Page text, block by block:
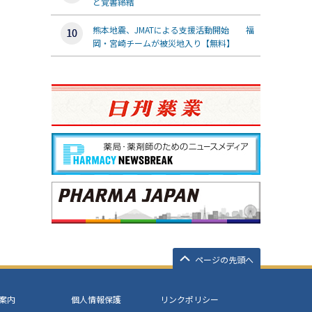
熊本地震、JMATによる支援活動開始 福
岡・宮崎チームが被災地入り【無料】
ページの先頭へ
内 個人情報保護
リンクポリシー